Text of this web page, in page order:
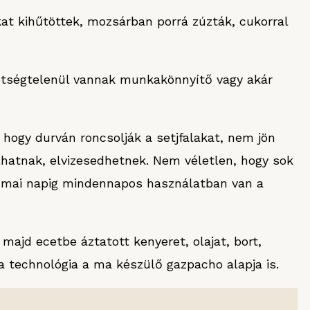
kihűtöttek, mozsárban porrá zúzták, cukorral
vannak munkakönnyítő vagy akár
durván roncsolják a setjfalakat, nem jön
elvizesedhetnek. Nem véletlen, hogy sok
napig mindennapos használatban van a
ecetbe áztatott kenyeret, olajat, bort,
a ma készülő gazpacho alapja is.